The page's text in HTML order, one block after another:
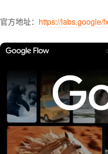
官方地址： https://labs.google/